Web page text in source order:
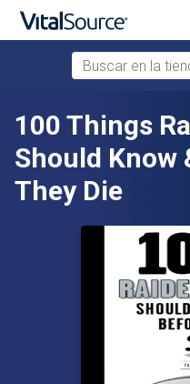
Saltar al contenido
Buscar en la
100 Things
Should Know
They Die